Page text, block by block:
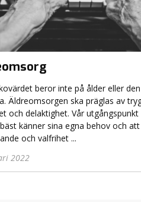
beror inte på ålder eller
Äldreomsorgen ska präglas av
och delaktighet. Vår
känner sina egna behov och
och valfrihet ...
2022